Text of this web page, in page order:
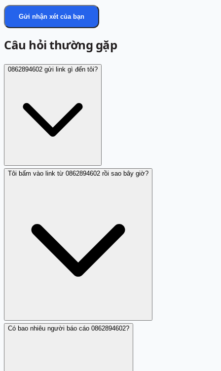
Gửi nhận xét của bạn
Câu hỏi thường gặp
0862894602 gửi link gì đến tôi?
Theo nhận xét từ một người dùng, 0862894602 (086
trang web mà link này dẫn tới, nhưng đây được xem là
hành vi đáng ngờ vì người gửi không được xác định rõ.
Tôi bấm vào link từ 0862894602 rồi sao bây giờ?
Nếu bạn đã bấm vào link từ 0862894602, hãy kiểm tra
Có bao nhiêu người báo cáo 0862894602?